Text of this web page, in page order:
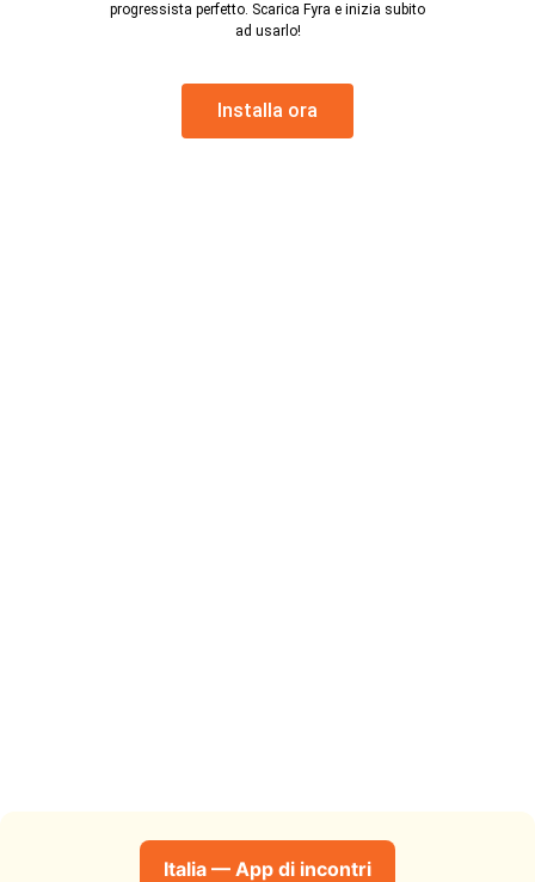
progressista perfetto. Scarica Fyra e inizia subito
ad usarlo!
Installa ora
Italia — App di incontri